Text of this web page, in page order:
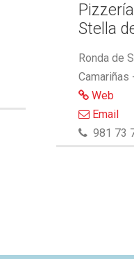
Stella
Ronda de
Camariñas
Web
Email
981 73